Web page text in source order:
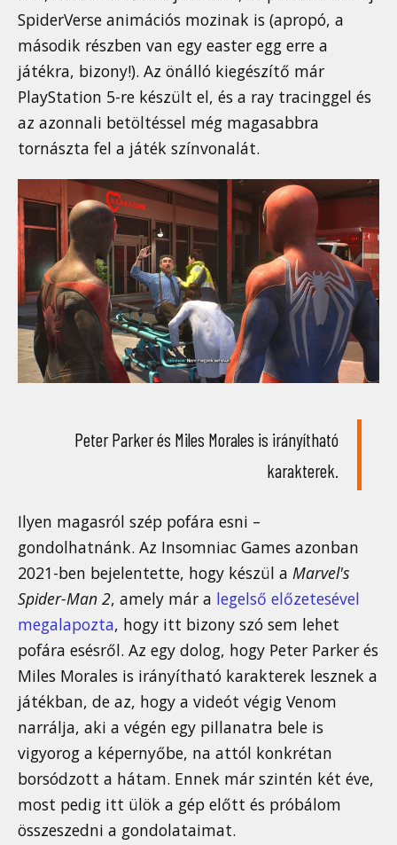
SpiderVerse animációs mozinak is (apropó, a
második részben van egy easter egg erre a
játékra, bizony!). Az önálló kiegészítő már
PlayStation 5-re készült el, és a ray tracinggel és
az azonnali betöltéssel még magasabbra
tornászta fel a játék színvonalát.
Peter Parker és Miles Morales is irányítható
karakterek.
Ilyen magasról szép pofára esni –
gondolhatnánk. Az Insomniac Games azonban
2021-ben bejelentette, hogy készül a Marvel's
Spider-Man 2, amely már a legelső előzetesével
megalapozta, hogy itt bizony szó sem lehet
pofára esésről. Az egy dolog, hogy Peter Parker és
Miles Morales is irányítható karakterek lesznek a
játékban, de az, hogy a videót végig Venom
narrálja, aki a végén egy pillanatra bele is
vigyorog a képernyőbe, na attól konkrétan
borsódzott a hátam. Ennek már szintén két éve,
most pedig itt ülök a gép előtt és próbálom
összeszedni a gondolataimat.